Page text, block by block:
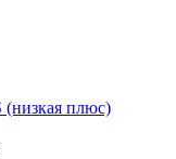
(низкая плюс)